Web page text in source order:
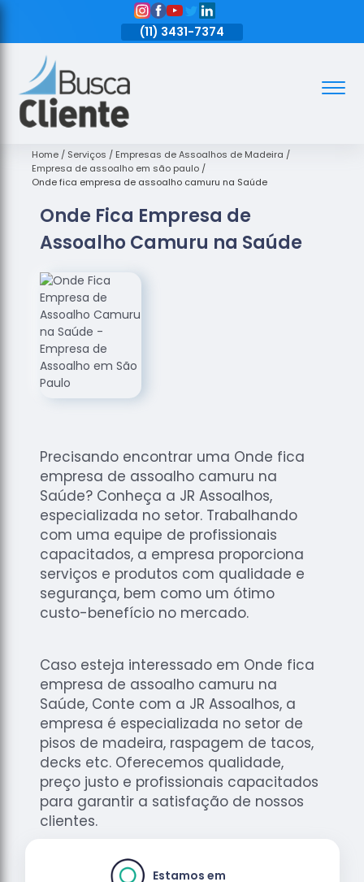
(11) 3431-7374
Assoalhos
de Madeira
Decks de
Empresas
de
de Madeira
Loja de
Assoalhos
Raspagem
de
Assoalhos
Raspagem
de Tacos
de
Madeiras
Raspagens
de Pisos
Tacos de
Madeiras
Home Serviços
Empresas de Assoalhos de Madeira
Empresa de assoalho em são paulo
Onde fica empresa de assoalho camuru na Saúde
Onde Fica Empresa de
Assoalho Camuru na Saúde
Precisando encontrar uma Onde fica
empresa de assoalho camuru na
Saúde? Conheça a JR Assoalhos,
especializada no setor. Trabalhando
com uma equipe de profissionais
capacitados, a empresa proporciona
serviços e produtos com qualidade e
segurança, bem como um ótimo
custo-benefício no mercado.
Caso esteja interessado em Onde fica
empresa de assoalho camuru na
Saúde, Conte com a JR Assoalhos, a
empresa é especializada no setor de
pisos de madeira, raspagem de tacos,
decks etc. Oferecemos qualidade,
preço justo e profissionais capacitados
para garantir a satisfação de nossos
clientes.
Estamos em